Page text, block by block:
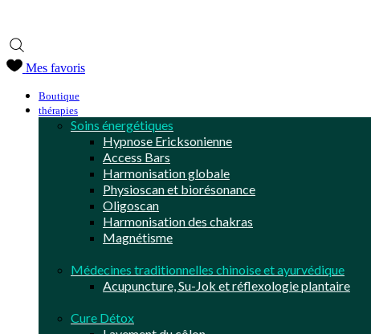
Mes favoris
Boutique
thérapies
Soins énergétiques
Hypnose Ericksonienne
Access Bars
Harmonisation globale
Physioscan et biorésonance
Oligoscan
Harmonisation des chakras
Magnétisme
Médecines traditionnelles chinoise et ayurvédique
Acupuncture, Su-Jok et réflexologie plantaire
Cure Détox